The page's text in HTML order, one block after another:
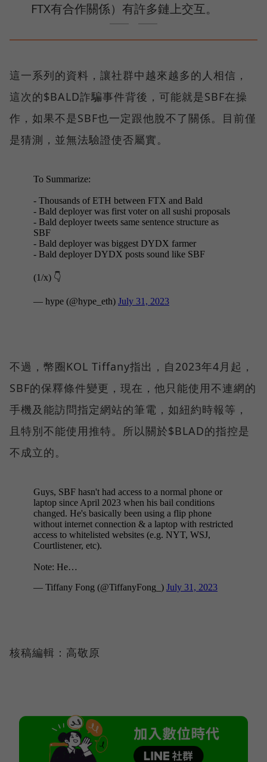
FTX有合作關係）有許多鏈上交互。
這一系列的資料，讓社群中越來越多的人相信，
這次的$BALD詐騙事件背後，可能就是SBF在操
作，如果不是SBF也一定跟他脫不了關係。目前僅
是猜測，並無法驗證使否屬實。
不過，幣圈KOL Tiffany指出，自2023年4月起，
SBF的保釋條件變更，現在，他只能使用不連網的
手機及能訪問指定網站的筆電，如紐約時報等，
且特別不能使用推特。所以關於$BLAD的指控是
不成立的。
核稿編輯：高敬原